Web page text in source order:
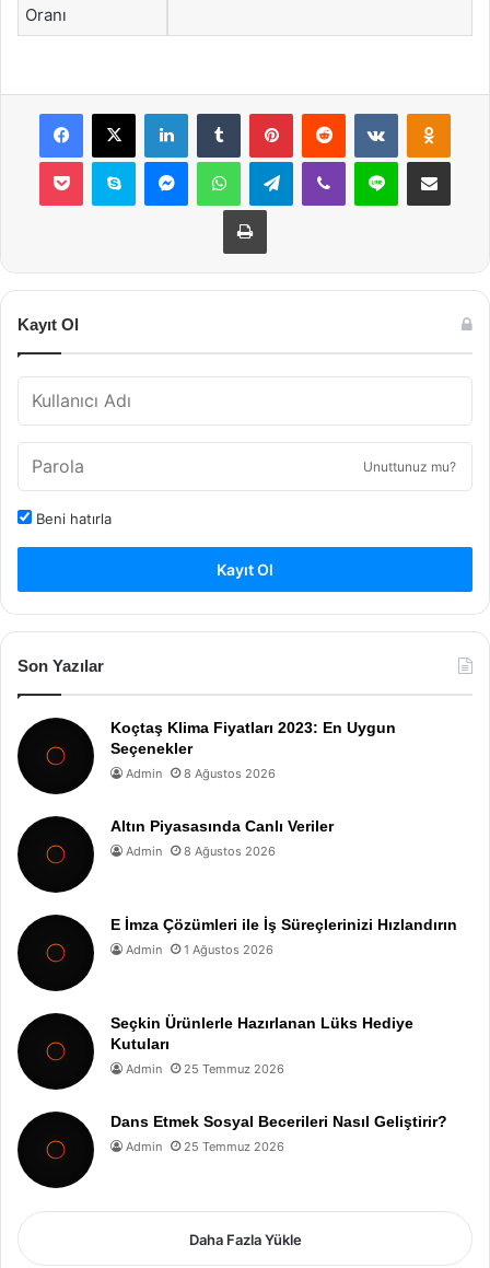
Oranı
Facebook
X LinkedInTumblr PinterestReddit VKontakte
Pocket Skype MessengerWhatsAppTelegramViber Line E-Posta ile
Yazdır
Kayıt Ol
Unuttunuz mu?
Beni hatırla
Kayıt Ol
Son Yazılar
Koçtaş Klima Fiyatları 2023: En Uygun
Seçenekler
Admin 8 Ağustos 2026
Altın Piyasasında Canlı Veriler
Admin 8 Ağustos 2026
E İmza Çözümleri ile İş Süreçlerinizi Hızlandırın
Admin 1 Ağustos 2026
Seçkin Ürünlerle Hazırlanan Lüks Hediye
Kutuları
Admin 25 Temmuz 2026
Dans Etmek Sosyal Becerileri Nasıl Geliştirir?
Admin 25 Temmuz 2026
Daha Fazla Yükle